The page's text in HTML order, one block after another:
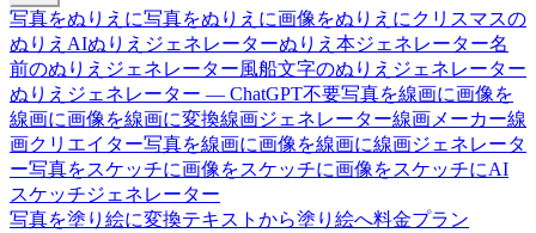
写真をぬりえに写真をぬりえに画像をぬりえに クリスマスの
ぬりえ AIぬりえジェネレーターぬりえ本ジェネレーター名
前のぬりえジェネレーター風船文字のぬりえジェネレーター
ぬりえジェネレーター — ChatGPT不要写真を線画に画像を
線画に画像を線画に変換線画ジェネレーター線画メーカー線
画クリエイター写真を線画に画像を線画に線画ジェネレータ
ー写真をスケッチに画像をスケッチに画像をスケッチにAI
スケッチジェネレーター
写真を塗り絵に変換テキストから塗り絵へ料金プラン